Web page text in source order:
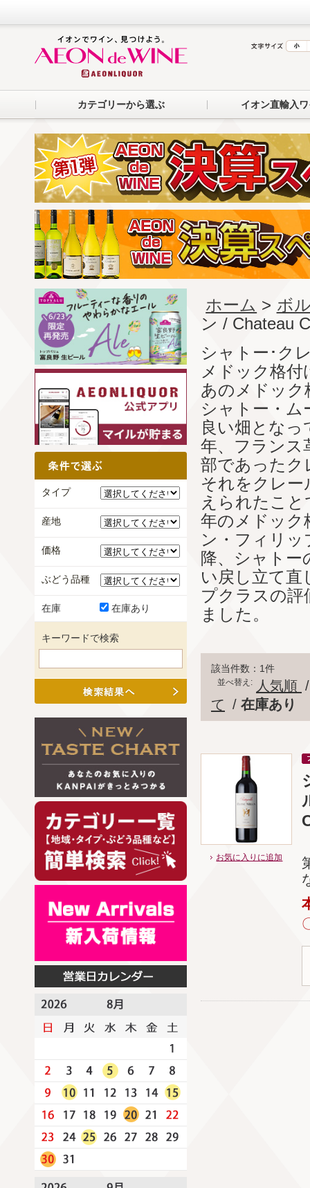
カテゴリーから選ぶ イオン直輸入
ホーム > ボ
ン / Chateau
シャトー･ク
メドック格
あのメドック
シャトー・ム
良い畑とな
年、フランス
部であったク
それをクレー
えられたこ
年のメドック
ン・フィリ
降、シャトー
い戻し立て直
プクラスの評
ました。
該当件数：1件
並べ替え: 人気順
て / 在庫あり
お気に入りに追加
タイプ
産地
価格
ぶどう品種
在庫 在庫あり
キーワードで検索